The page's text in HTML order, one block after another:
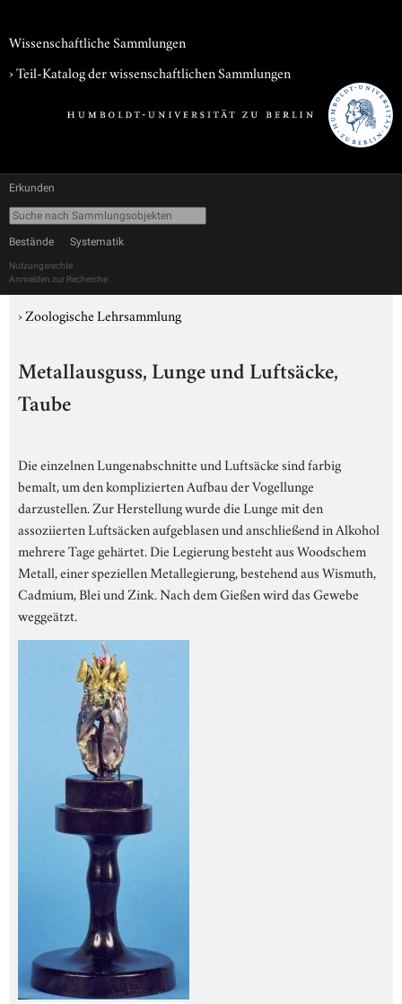
Wissenschaftliche Sammlungen
› Teil-Katalog der wissenschaftlichen Sammlungen
Erkunden
Bestände Systematik
Nutzungsrechte
Anmelden zur Recherche
›Zoologische Lehrsammlung
Metallausguss, Lunge und Luftsäcke,
Taube
Die einzelnen Lungenabschnitte und Luftsäcke sind farbig
bemalt, um den komplizierten Aufbau der Vogellunge
darzustellen. Zur Herstellung wurde die Lunge mit den
assoziierten Luftsäcken aufgeblasen und anschließend in Alkohol
mehrere Tage gehärtet. Die Legierung besteht aus Woodschem
Metall, einer speziellen Metallegierung, bestehend aus Wismuth,
Cadmium, Blei und Zink. Nach dem Gießen wird das Gewebe
weggeätzt.